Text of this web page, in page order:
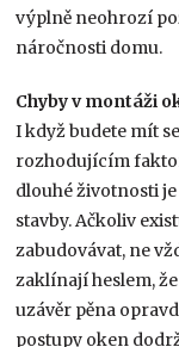
výplně neohrozí
náročnosti domu.
Chyby v montáži
I když budete mít
rozhodujícím
dlouhé životnosti
stavby. Ačkoliv
zabudovávat, ne
zaklínají heslem,
uzávěr pěna
postupy oken